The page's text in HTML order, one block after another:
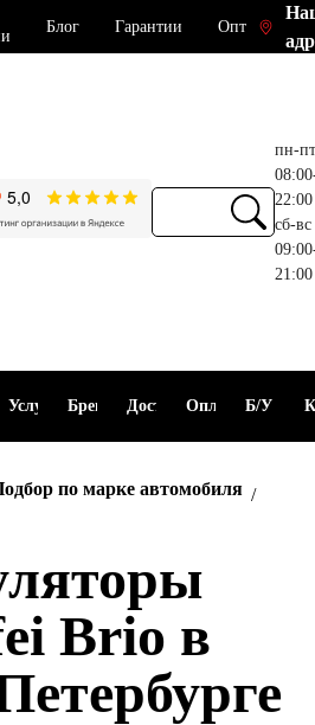
Блог Гарантии Опт
пн-пт
22:00
сб-вс
21:00
Услуги Бренды ДоставкаОплата Б/У
по марке автомобиля
Brio в